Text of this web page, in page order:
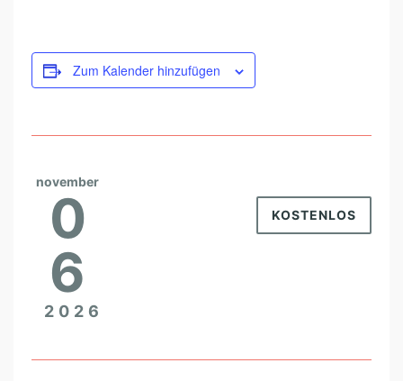
Zum Kalender hinzufügen
november
0
6
2026
KOSTENLOS